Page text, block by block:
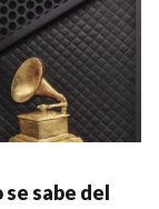
sabe del